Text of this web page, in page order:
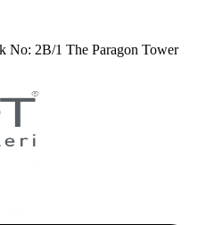
No: 2B/1 The Paragon Tower